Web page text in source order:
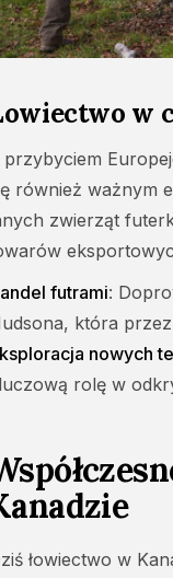
w
przybyciem
również ważnym
zwierząt
futrami:
która
nowych
rolę w
łowiectwo w